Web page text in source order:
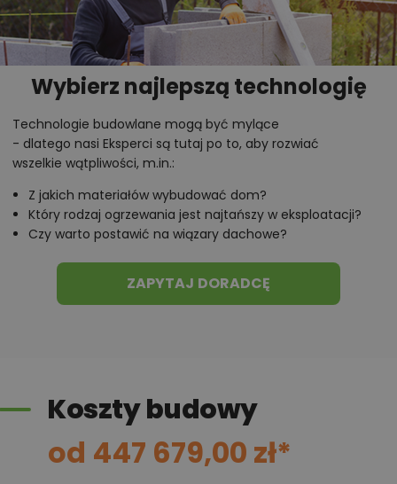
Wybierz najlepszą technologię
Technologie budowlane mogą być mylące
- dlatego nasi Eksperci są tutaj po to, aby rozwiać
wszelkie wątpliwości, m.in.:
Z jakich materiałów wybudować dom?
Który rodzaj ogrzewania jest najtańszy w eksploatacji?
Czy warto postawić na wiązary dachowe?
ZAPYTAJ DORADCĘ
Koszty budowy
od 447 679,00 zł*